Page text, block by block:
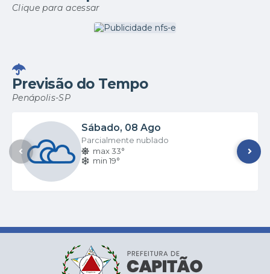
Clique para acessar
Previsão do Tempo
Penápolis-SP
Sábado 08 Ago
Parcialmente nublado
max 33°
min 19°